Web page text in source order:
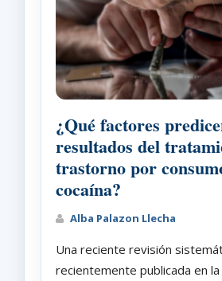
¿Qué factores
resultados del
trastorno por
cocaína?
Alba Palazon Llecha
Una reciente revisión
recientemente publicada en la